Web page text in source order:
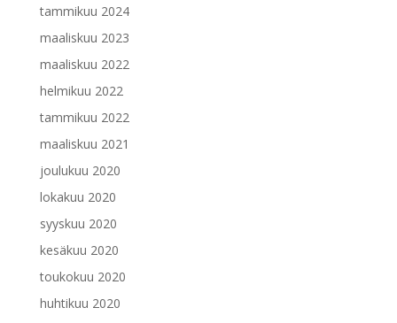
tammikuu 2024
maaliskuu 2023
maaliskuu 2022
helmikuu 2022
tammikuu 2022
maaliskuu 2021
joulukuu 2020
lokakuu 2020
syyskuu 2020
kesäkuu 2020
toukokuu 2020
huhtikuu 2020